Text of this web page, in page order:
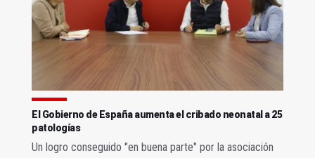
El Gobierno de España aumenta el cribado neonatal a 25
patologías
Un logro conseguido "en buena parte" por la asociación